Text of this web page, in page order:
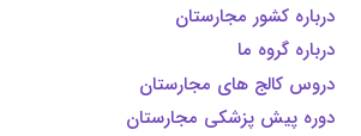
درباره کشور مجارستان
درباره گروه ما
دروس کالج های مجارستان
دوره پیش پزشکی مجارستان